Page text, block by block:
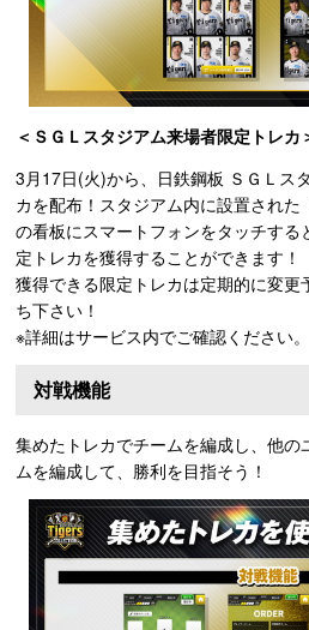
＜ＳＧＬスタジアム来場者限定トレカ
3月17日(火)から、日鉄鋼板 ＳＧＬス
カを配布！スタジアム内に設置された
の看板にスマートフォンをタッチする
定トレカを獲得することができます！
獲得できる限定トレカは定期的に変
ち下さい！
※詳細はサービス内でご確認ください。
対戦機能
集めたトレカでチームを編成し、他の
ムを編成して、勝利を目指そう！